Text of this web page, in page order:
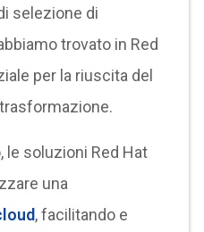
selezione di
trovato in Red
per la riuscita del
le soluzioni Red Hat
una
, facilitando e